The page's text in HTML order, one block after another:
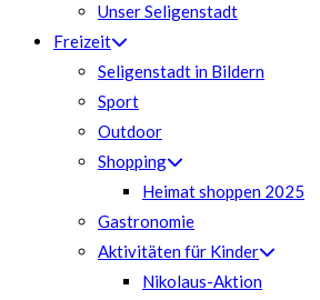
Unser Seligenstadt
Freizeit
Seligenstadt in Bildern
Sport
Outdoor
Shopping
Heimat shoppen 2025
Gastronomie
Aktivitäten für Kinder
Nikolaus-Aktion